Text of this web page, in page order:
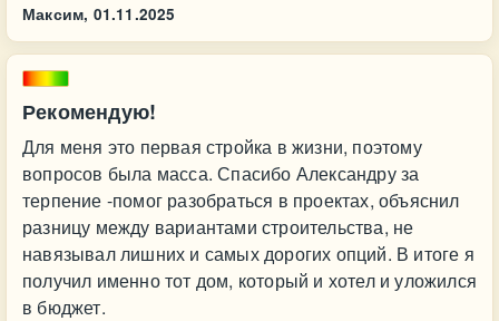
Максим, 01.11.2025
Рекомендую!
Для меня это первая стройка в жизни, поэтому
вопросов была масса. Спасибо Александру за
терпение -помог разобраться в проектах, объяснил
разницу между вариантами строительства, не
навязывал лишних и самых дорогих опций. В итоге я
получил именно тот дом, который и хотел и уложился
в бюджет.